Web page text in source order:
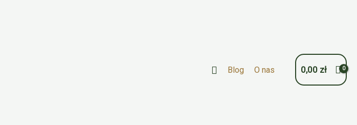
Szukaj
Blog O nas 0,00 zł